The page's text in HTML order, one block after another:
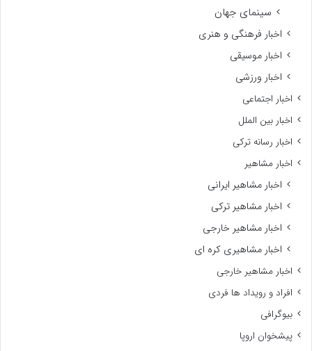
سینمای جهان
اخبار فرهنگی و هنری
اخبار موسیقی
اخبار ورزشی
اخبار اجتماعی
اخبار بین الملل
اخبار رسانه ترکی
اخبار مشاهیر
اخبار مشاهیر ایرانی
اخبار مشاهیر ترکی
اخبار مشاهیر خارجی
اخبار مشاهیری کره ای
اخبار مشاهیر خارجی
افراد و رویداد ها فردی
بیوگرافی
پیشخوان اروپا